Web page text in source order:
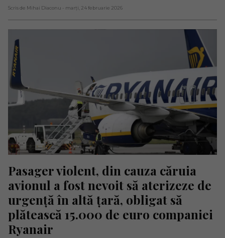
Scris de Mihai Diaconu - marți, 24 februarie 2026
Pasager violent, din cauza căruia
avionul a fost nevoit să aterizeze de
urgență în altă țară, obligat să
plătească 15.000 de euro companiei
Ryanair